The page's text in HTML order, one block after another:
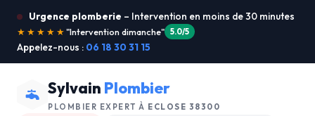
Urgence plomberie – Intervention en moins de 30 minutes
★★★★★"Je recommande !" 4.9/5
Appelez-nous : 06 18 30 31 15
Sylvain Plombier
PLOMBIER EXPERT À ECLOSE 38300